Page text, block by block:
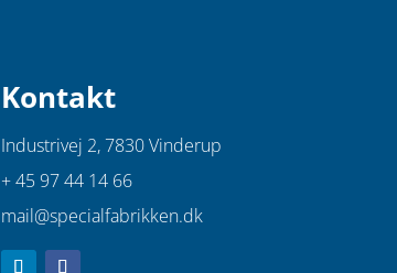
Kontakt
Industrivej 2,7830 Vinderup
+ 45 97 44 14 66
mail@specialfabrikken.dk